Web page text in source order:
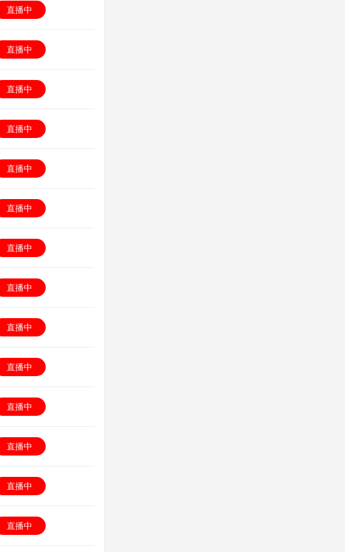
直播中
直播中
直播中
直播中
直播中
直播中
直播中
直播中
直播中
直播中
直播中
直播中
直播中
直播中